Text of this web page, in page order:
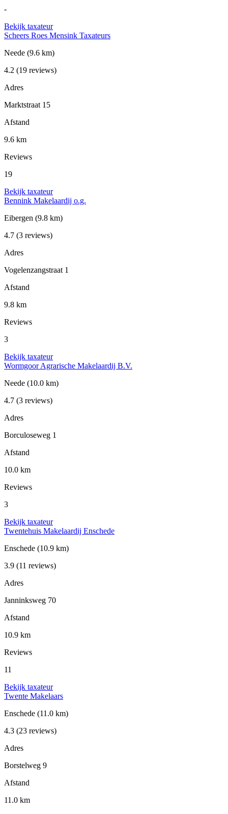
-
Bekijk taxateur
Scheers Roes Mensink Taxateurs
Neede (9.6 km)
4.2 (19 reviews)
Adres
Marktstraat 15
Afstand
9.6 km
Reviews
19
Bekijk taxateur
Bennink Makelaardij o.g.
Eibergen (9.8 km)
4.7 (3 reviews)
Adres
Vogelenzangstraat 1
Afstand
9.8 km
Reviews
3
Bekijk taxateur
Wormgoor Agrarische Makelaardij B.V.
Neede (10.0 km)
4.7 (3 reviews)
Adres
Borculoseweg 1
Afstand
10.0 km
Reviews
3
Bekijk taxateur
Twentehuis Makelaardij Enschede
Enschede (10.9 km)
3.9 (11 reviews)
Adres
Janninksweg 70
Afstand
10.9 km
Reviews
11
Bekijk taxateur
Twente Makelaars
Enschede (11.0 km)
4.3 (23 reviews)
Adres
Borstelweg 9
Afstand
11.0 km